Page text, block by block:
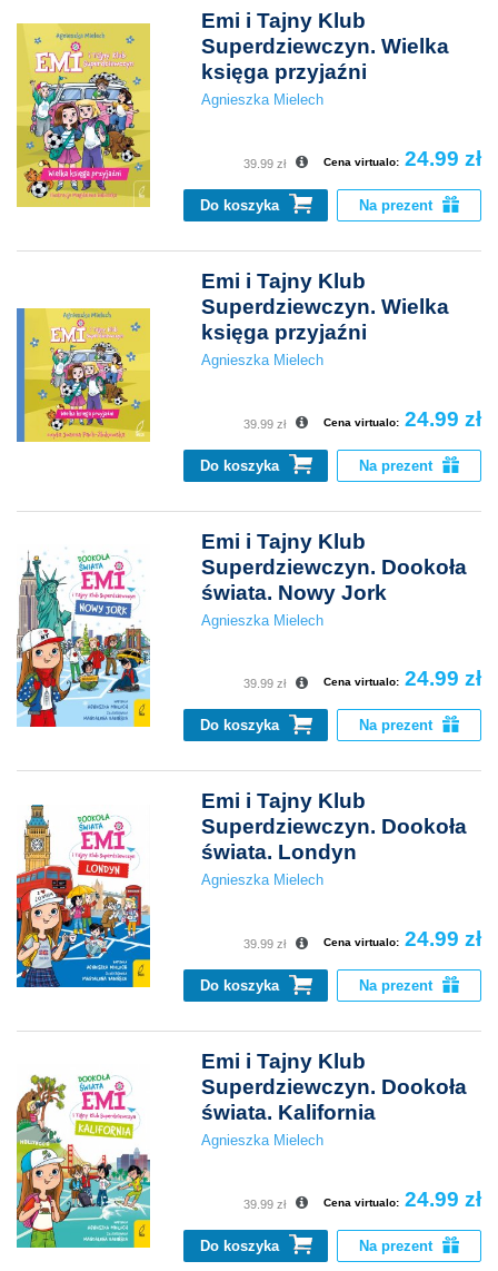
Emi i Tajny Klub
Superdziewczyn. Wielka
księga przyjaźni
Agnieszka Mielech
Cena virtualo: 24.99 zł
39.99 zł
Do koszyka Na prezent
Emi i Tajny Klub
Superdziewczyn. Wielka
księga przyjaźni
Agnieszka Mielech
Cena virtualo: 24.99 zł
39.99 zł
Do koszyka Na prezent
Emi i Tajny Klub
Superdziewczyn. Dookoła
świata. Nowy Jork
Agnieszka Mielech
Cena virtualo: 24.99 zł
39.99 zł
Do koszyka Na prezent
Emi i Tajny Klub
Superdziewczyn. Dookoła
świata. Londyn
Agnieszka Mielech
Cena virtualo: 24.99 zł
39.99 zł
Do koszyka Na prezent
Emi i Tajny Klub
Superdziewczyn. Dookoła
świata. Kalifornia
Agnieszka Mielech
Cena virtualo: 24.99 zł
39.99 zł
Do koszyka Na prezent